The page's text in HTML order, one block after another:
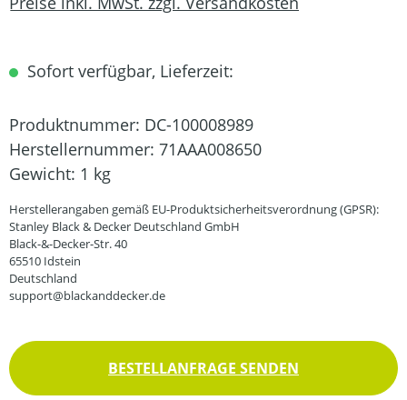
Sofort verfügbar, Lieferzeit:
Produktnummer: DC-100008989
Herstellernummer: 71AAA008650
Gewicht: 1 kg
Herstellerangaben gemäß EU-Produktsicherheitsverordnung (GPSR):
Stanley Black & Decker Deutschland GmbH
Black-&-Decker-Str. 40
65510 Idstein
Deutschland
support@blackanddecker.de
BESTELLANFRAGE SENDEN